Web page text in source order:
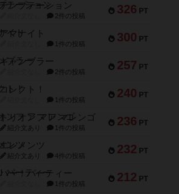
326 PT
テンプテーション
2件の投稿
300 PT
アマナイト
1件の投稿
257 PT
ギャンブラー
2件の投稿
240 PT
コレクト！
1件の投稿
236 PT
トリオンフ ア マレンゴ
紹介文あり 1件の投稿
232 PT
エレメンツ
紹介文あり 4件の投稿
212 PT
バー！パーティー
1件の投稿